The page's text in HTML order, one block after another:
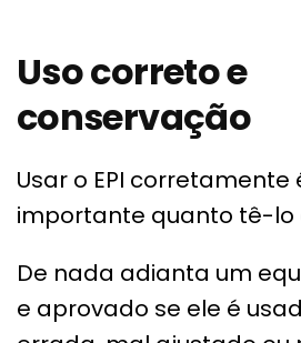
Uso correto e
conservação
Usar o EPI corretamente
importante quanto tê-lo
De nada adianta um
e aprovado se ele é